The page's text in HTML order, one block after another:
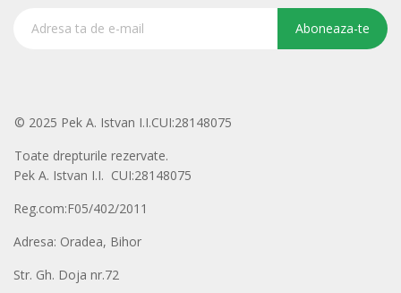
Aboneaza-te
© 2025 Pek A. Istvan I.I.CUI:28148075
Toate drepturile rezervate.
Pek A. Istvan I.I. CUI:28148075
Reg.com:F05/402/2011
Adresa: Oradea, Bihor
Str. Gh. Doja nr.72